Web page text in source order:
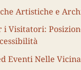
Artistiche e
i Visitatori:
Eventi Nelle